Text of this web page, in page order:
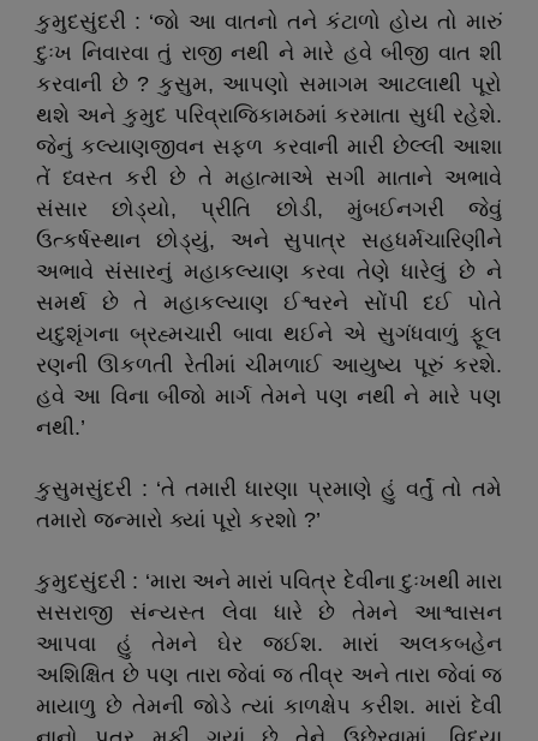
કુમુદસુંદરી : ‘જો આ વાતનો તને કંટાળો હોય તો મારું
દુઃખ નિવારવા તું રાજી નથી ને મારે હવે બીજી વાત શી
કરવાની છે ? કુસુમ, આપણો સમાગમ આટલાથી પૂરો
થશે અને કુમુદ પરિવ્રાજિકામઠમાં કરમાતા સુધી રહેશે.
જેનું કલ્યાણજીવન સફળ કરવાની મારી છેલ્લી આશા
તેં ધ્વસ્ત કરી છે તે મહાત્માએ સગી માતાને અભાવે
સંસાર છોડ્યો, પ્રીતિ છોડી, મુંબઈનગરી જેવું
ઉત્કર્ષસ્થાન છોડ્યું, અને સુપાત્ર સહધર્મચારિણીને
અભાવે સંસારનું મહાકલ્યાણ કરવા તેણે ધારેલું છે ને
સમર્થ છે તે મહાકલ્યાણ ઈશ્વરને સોંપી દઈ પોતે
યદુશૃંગના બ્રહ્મચારી બાવા થઈને એ સુગંધવાળું ફૂલ
રણની ઊકળતી રેતીમાં ચીમળાઈ આયુષ્ય પૂરું કરશે.
હવે આ વિના બીજો માર્ગ તેમને પણ નથી ને મારે પણ
નથી.’
કુસુમસુંદરી : ‘તે તમારી ધારણા પ્રમાણે હું વર્તું તો તમે
તમારો જન્મારો ક્યાં પૂરો કરશો ?’
કુમુદસુંદરી : ‘મારા અને મારાં પવિત્ર દેવીના દુઃખથી મારા
સસરાજી સંન્યસ્ત લેવા ધારે છે તેમને આશ્વાસન
આપવા હું તેમને ઘેર જઈશ. મારાં અલકબહેન
અશિક્ષિત છે પણ તારા જેવાં જ તીવ્ર અને તારા જેવાં જ
માયાળુ છે તેમની જોડે ત્યાં કાળક્ષેપ કરીશ. મારાં દેવી